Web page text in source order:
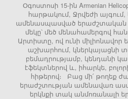
Օգոստոսի 15-ին Armenian
հարթակում, Ջրվեժի
ամենասպասված երաժշտական
մեկը՝ մեծ մենահամերգով
Արտիստը, ով ունի միլիոնավոր
աշխարհում, կներկայացնի
բեմադրությամբ, կենդանի
էֆեկտներով և, իհարկե,
հիթերով։ Բաց մի՛ թողեք
երաժշտության ամենավառ
երկնքի տակ անմոռանալի